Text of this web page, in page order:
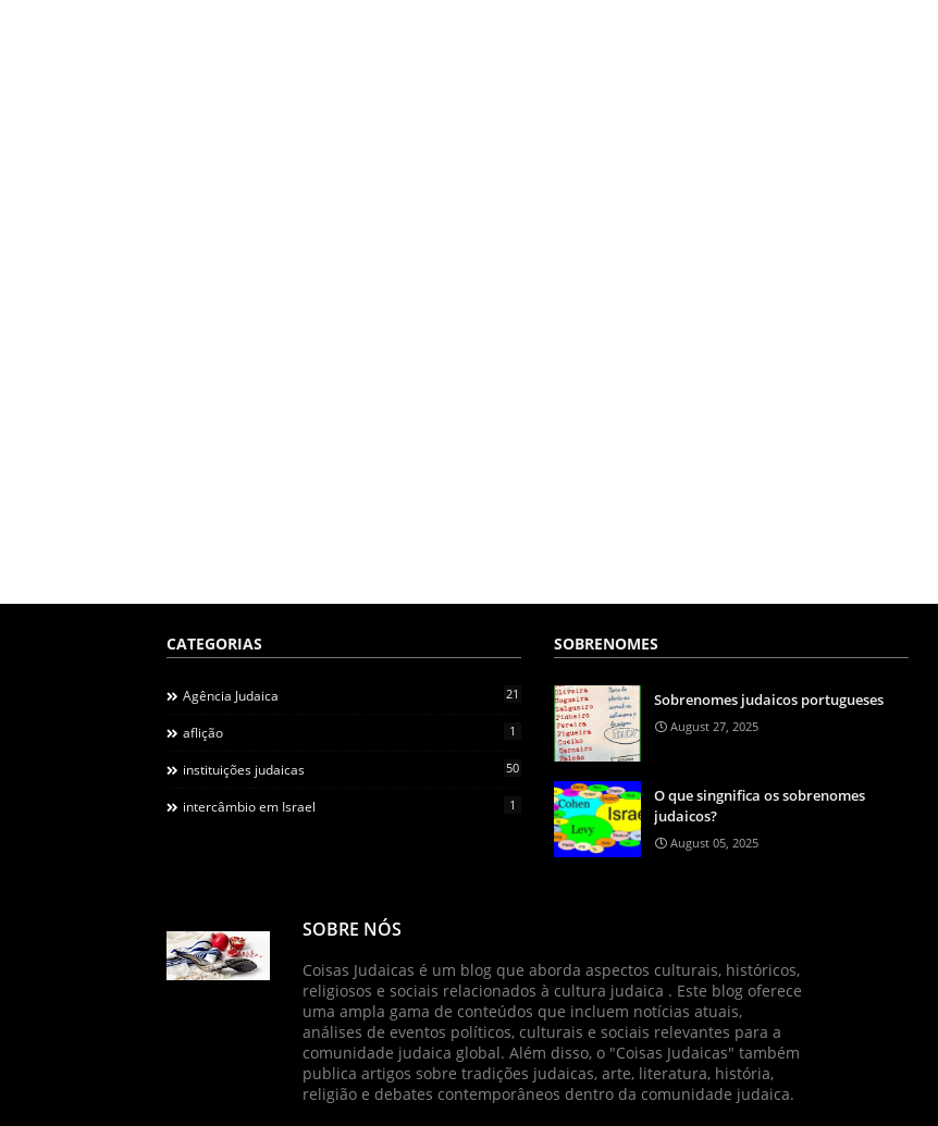
CATEGORIAS
Agência Judaica 21
aflição 1
instituições judaicas 50
intercâmbio em Israel 1
SOBRENOMES
Sobrenomes judaicos portugueses
August 27, 2025
O que singnifica os sobrenomes
judaicos?
August 05, 2025
SOBRE NÓS
Coisas Judaicas é um blog que aborda aspectos culturais, históricos,
religiosos e sociais relacionados à cultura judaica . Este blog oferece
uma ampla gama de conteúdos que incluem notícias atuais,
análises de eventos políticos, culturais e sociais relevantes para a
comunidade judaica global. Além disso, o "Coisas Judaicas" também
publica artigos sobre tradições judaicas, arte, literatura, história,
religião e debates contemporâneos dentro da comunidade judaica.